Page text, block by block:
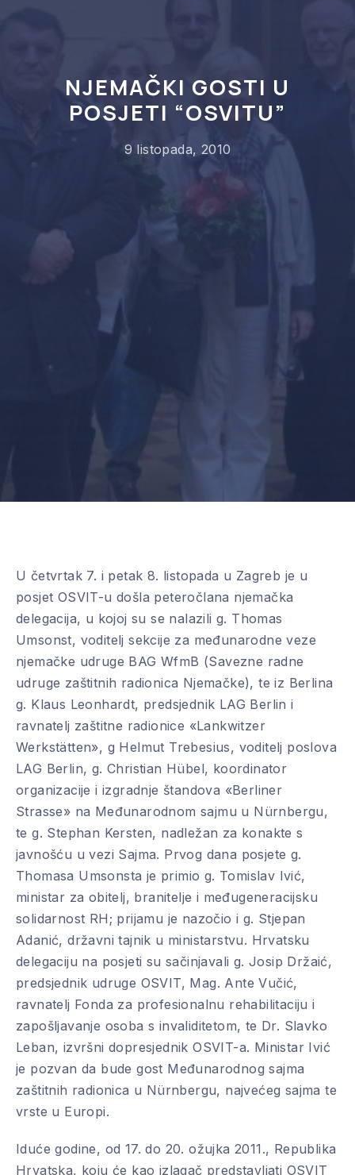
NJEMAČKI GOSTI U
POSJETI “OSVITU”
9 listopada, 2010
U četvrtak 7. i petak 8. listopada u Zagreb je u
posjet OSVIT-u došla peteročlana njemačka
delegacija, u kojoj su se nalazili g. Thomas
Umsonst, voditelj sekcije za međunarodne veze
njemačke udruge BAG WfmB (Savezne radne
udruge zaštitnih radionica Njemačke), te iz Berlina
g. Klaus Leonhardt, predsjednik LAG Berlin i
ravnatelj zaštitne radionice «Lankwitzer
Werkstätten», g Helmut Trebesius, voditelj poslova
LAG Berlin, g. Christian Hübel, koordinator
organizacije i izgradnje štandova «Berliner
Strasse» na Međunarodnom sajmu u Nürnbergu,
te g. Stephan Kersten, nadležan za konakte s
javnošću u vezi Sajma. Prvog dana posjete g.
Thomasa Umsonsta je primio g. Tomislav Ivić,
ministar za obitelj, branitelje i međugeneracijsku
solidarnost RH; prijamu je nazočio i g. Stjepan
Adanić, državni tajnik u ministarstvu. Hrvatsku
delegaciju na posjeti su sačinjavali g. Josip Držaić,
predsjednik udruge OSVIT, Mag. Ante Vučić,
ravnatelj Fonda za profesionalnu rehabilitaciju i
zapošljavanje osoba s invaliditetom, te Dr. Slavko
Leban, izvršni dopresjednik OSVIT-a. Ministar Ivić
je pozvan da bude gost Međunarodnog sajma
zaštitnih radionica u Nürnbergu, najvećeg sajma te
vrste u Europi.
Iduće godine, od 17. do 20. ožujka 2011., Republika
Hrvatska, koju će kao izlagač predstavljati OSVIT